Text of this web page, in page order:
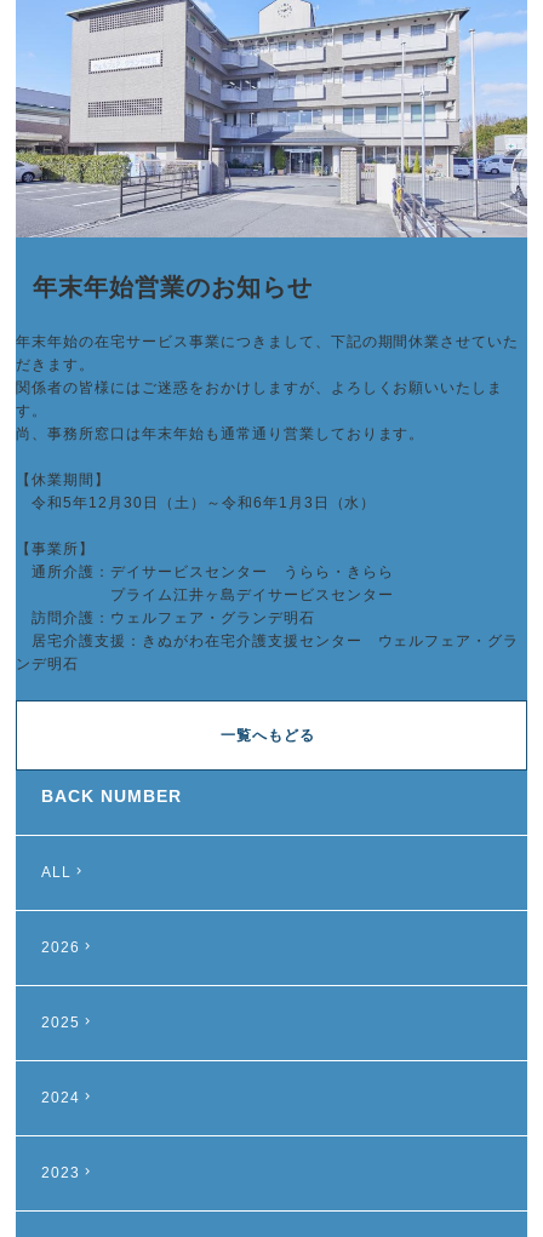
年末年始営業のお知らせ
年末年始の在宅サービス事業につきまして、下記の期間休業させていた
だきます。
関係者の皆様にはご迷惑をおかけしますが、よろしくお願いいたしま
す。
尚、事務所窓口は年末年始も通常通り営業しております。
【休業期間】
令和5年12月30日（土）～令和6年1月3日（水）
【事業所】
通所介護：デイサービスセンター うらら・きらら
プライム江井ヶ島デイサービスセンター
訪問介護：ウェルフェア・グランデ明石
居宅介護支援：きぬがわ在宅介護支援センター ウェルフェア・グラ
ンデ明石
一覧へもどる
BACK NUMBER
ALL
2026
2025
2024
2023